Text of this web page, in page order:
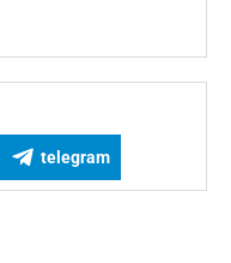
telegram